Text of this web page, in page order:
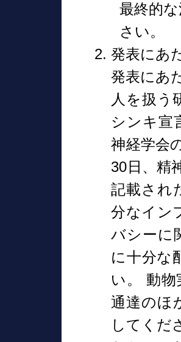
最終的
さい。
発表にあ
発表にあ
人を扱う
シンキ宣
神経学会
30日、精
記載され
分なイン
バシーに
に十分な
い。 動
通達のほ
してくだ